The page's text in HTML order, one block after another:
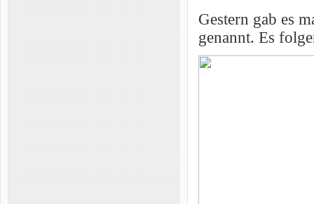
Gestern gab es
genannt. Es